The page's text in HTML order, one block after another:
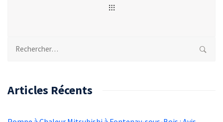
Rechercher :
Articles Récents